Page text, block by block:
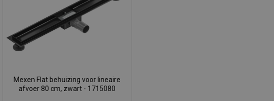
Mexen Flat behuizing voor lineaire
afvoer 80 cm, zwart - 1715080